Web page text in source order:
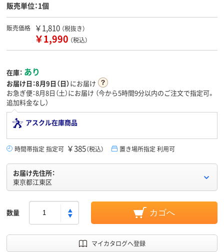
販売単位：1個
販売価格 ￥1,810 （税抜き）
￥1,990 （税込）
在庫： あり
お届け日：8月9日（日）にお届け
お急ぎ便：8月8日（土）にお届け （今から5時間9分以内のご注文で指定可。
追加料金なし）
アスクル在庫商品
時間帯指定 指定可 ￥385（税込） 置き場所指定 利用可
お届け先住所：
東京都江東区
数量 カゴへ
マイカタログへ登録